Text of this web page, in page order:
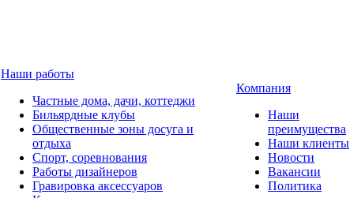
Наши работы
Частные дома, дачи, коттеджи
Бильярдные клубы
Общественные зоны досуга и
отдыха
Спорт, соревнования
Работы дизайнеров
Гравировка аксессуаров
Компания
Наши
преимущества
Наши клиенты
Новости
Вакансии
Политика